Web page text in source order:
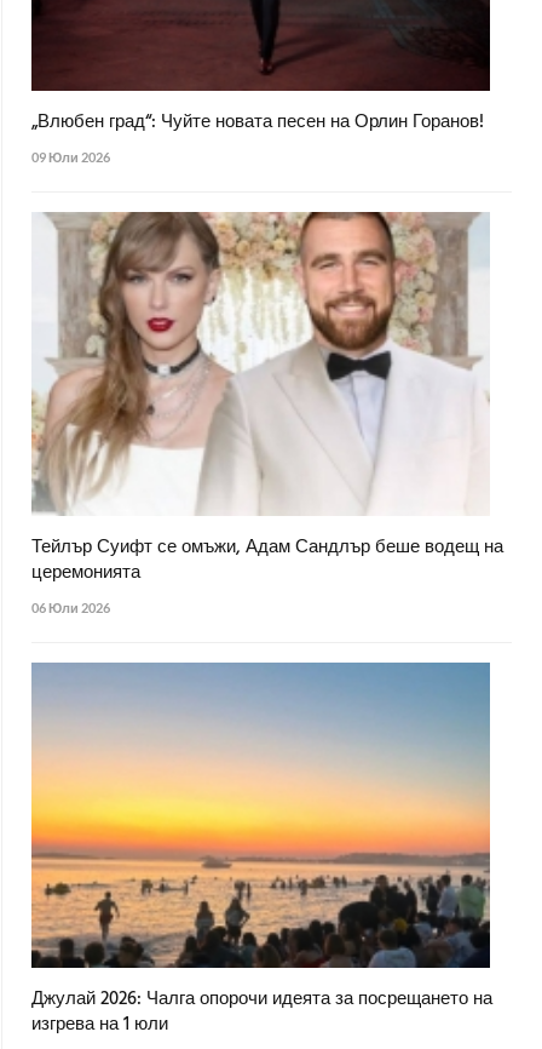
„Влюбен град“: Чуйте новата песен на Орлин Горанов!
09 Юли 2026
Тейлър Суифт се омъжи, Адам Сандлър беше водещ на
церемонията
06 Юли 2026
Джулай 2026: Чалга опорочи идеята за посрещането на
изгрева на 1 юли